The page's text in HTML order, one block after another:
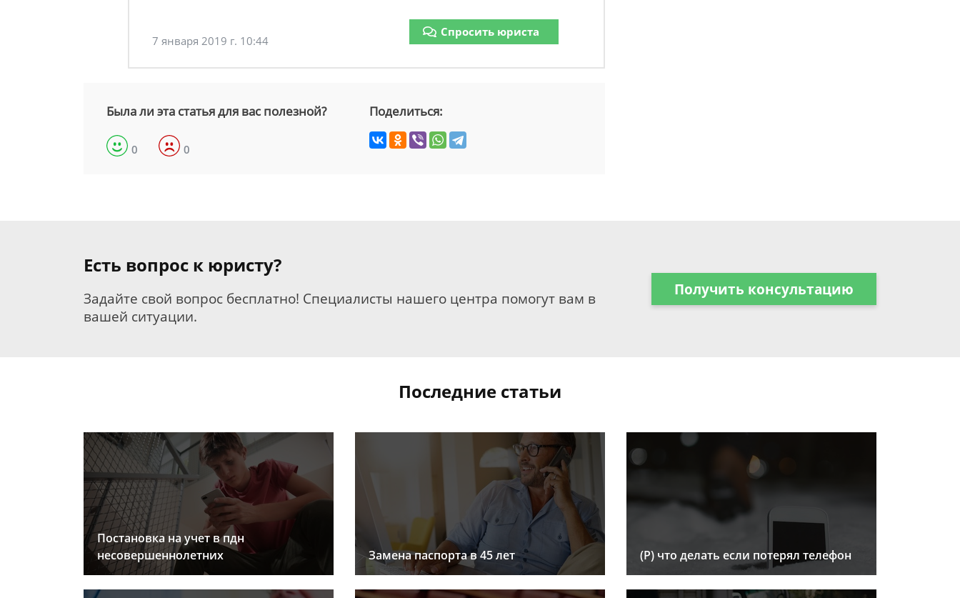
7 января 2019 г. 10:44
Спросить юриста
Была ли эта статья для вас полезной?
0 0
Поделиться:
Есть вопрос к юристу?
Задайте свой вопрос бесплатно! Специалисты нашего центра помогут вам в
вашей ситуации.
Получить консультацию
Последние статьи
Постановка на учет в пдн
несовершеннолетних
Замена паспорта в 45 лет (Р) что делать если потерял телефон